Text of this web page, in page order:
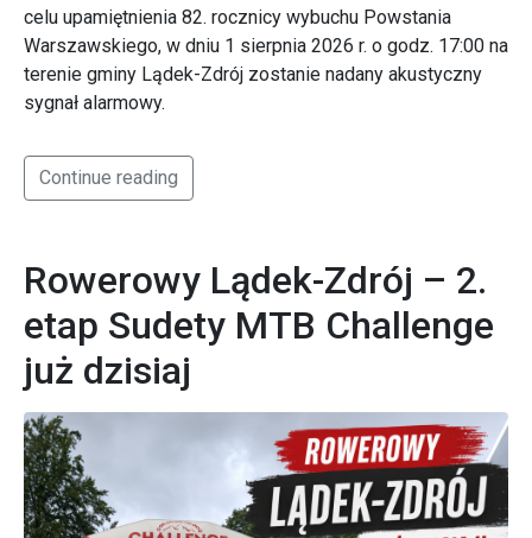
celu upamiętnienia 82. rocznicy wybuchu Powstania
Warszawskiego, w dniu 1 sierpnia 2026 r. o godz. 17:00 na
terenie gminy Lądek-Zdrój zostanie nadany akustyczny
sygnał alarmowy.
Continue reading
Rowerowy Lądek-Zdrój – 2.
etap Sudety MTB Challenge
już dzisiaj